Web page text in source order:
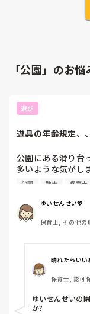
「公園」のお
遊び
遊具の年齢規定、、
公園にある滑り台
多いような気がし
いと思いますが、
ていますでしょう
公園 散歩 保育士
ゆいせんせい💖
保育士, その他の
晴れたらいい
保育士, 認可
ゆいせんせいの
か?